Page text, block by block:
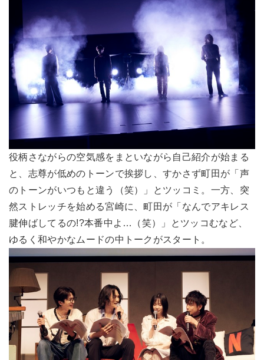
役柄さながらの空気感をまといながら自己紹介が始まる
と、志尊が低めのトーンで挨拶し、すかさず町田が「声
のトーンがいつもと違う（笑）」とツッコミ。一方、突
然ストレッチを始める宮崎に、町田が「なんでアキレス
腱伸ばしてるの!?本番中よ…（笑）」とツッコむなど、
ゆるく和やかなムードの中トークがスタート。